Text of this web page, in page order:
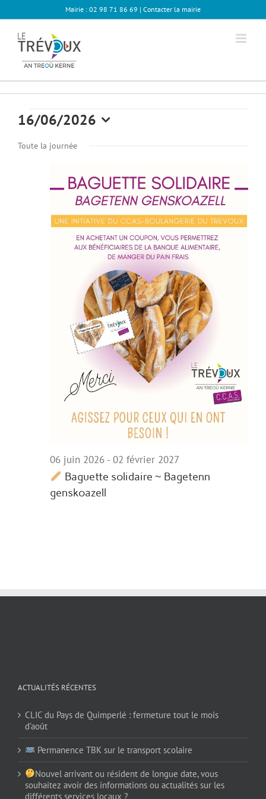
au
Mairie : 02 98 71 86 69 | Contacter la mairie
Évènements
for
2026
16/06/2026
une
Toute la journée
Baguette solidaire ~ Bagetenn
genskoazell
06 juin 2026 - 02 février 2027
ACTUALITÉS RÉCENTES
CLIC du Pays de Quimperlé : fermeture tout le mois
d’août
Permanence TBK sur le transport scolaire
Nouvel arrivant ou résident de longue date, vous
souhaitez avoir des informations ou actualités sur les
différents services locaux ?